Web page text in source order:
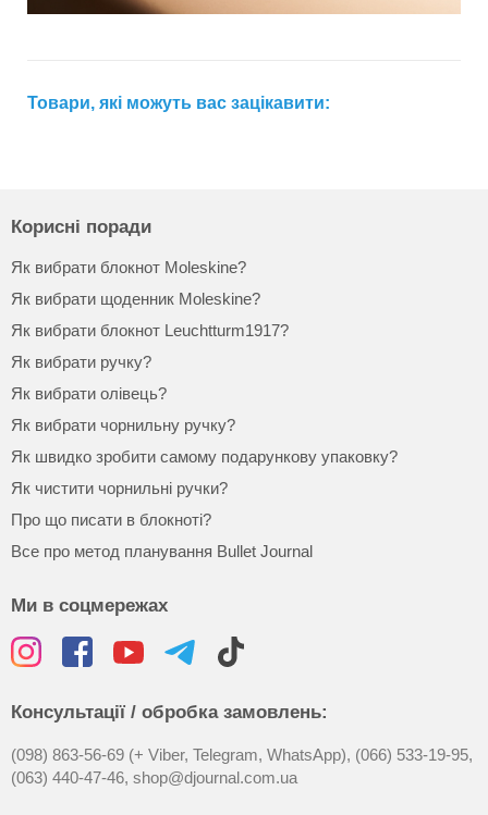
Товари, які можуть вас зацікавити:
Корисні поради
Як вибрати блокнот Moleskine?
Як вибрати щоденник Moleskine?
Як вибрати блокнот Leuchtturm1917?
Як вибрати ручку?
Як вибрати олівець?
Як вибрати чорнильну ручку?
Як швидко зробити самому подарункову упаковку?
Як чистити чорнильні ручки?
Про що писати в блокноті?
Все про метод планування Bullet Journal
Ми в соцмережах
Консультації / обробка замовлень:
(098) 863-56-69 (+ Viber, Telegram, WhatsApp), (066) 533-19-95,
(063) 440-47-46, shop@djournal.com.ua